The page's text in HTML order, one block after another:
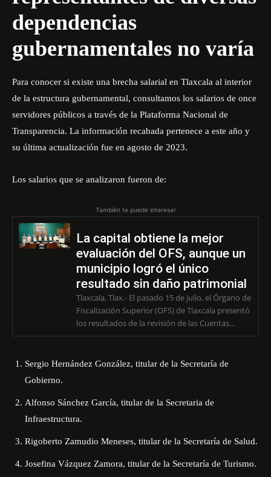
dependencias
gubernamentales no varía
Para conocer si existe una brecha salarial en Tlaxcala al interior
de la estructura gubernamental, consultamos los salarios de once
servidores públicos a través de la Plataforma Nacional de
Transparencia. La información recabada pertenece a este año y
su última actualización fue en agosto de 2023.
Los salarios que se analizaron fueron de:
También te puede interesar
La capital obtiene la mejor
evaluación del OFS, aunque un
municipio logró el único
resultado sin daño patrimonial
Tlaxcala, Tlax.- El pasado 15 de julio, el Órgano de
Fiscalización Superior (OFS) de Tlaxcala presentó
los resultados de la revisión de las Cuentas...
Sergio Hernández González, titular de la Secretaría de
Gobierno.
Alfonso Sánchez García, titular de la Secretaria de
Infraestructura.
Rigoberto Zamudio Meneses, titular de la Secretaría de Salud.
Josefina Vázquez Zamora, titular de la Secretaría de Turismo.